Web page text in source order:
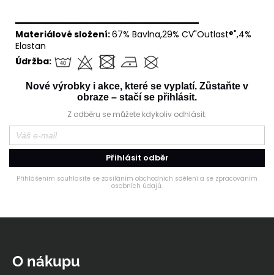
══════════════════════════════
Materiálové složení:67% Bavlna,29% CV"Outlast®",4%
Elastan
Údržba:
Nové výrobky i akce, které se vyplatí. Zůstaňte v
obraze – stačí se přihlásit.
Z odběru se můžete kdykoliv odhlásit.
Přihlásit odběr
Přihlášením souhlasíte se zasíláním obchodních sdělení a se zpracováním
osobních údajů.
O nákupu